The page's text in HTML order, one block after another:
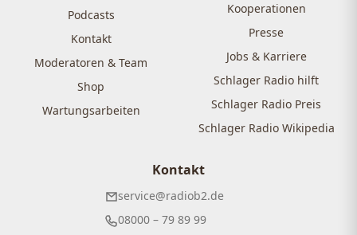
Podcasts
Kontakt
Moderatoren & Team
Shop
Wartungsarbeiten
Kooperationen
Presse
Jobs & Karriere
Schlager Radio hilft
Schlager Radio Preis
Schlager Radio Wikipedia
Kontakt
service@radiob2.de
08000 – 79 89 99